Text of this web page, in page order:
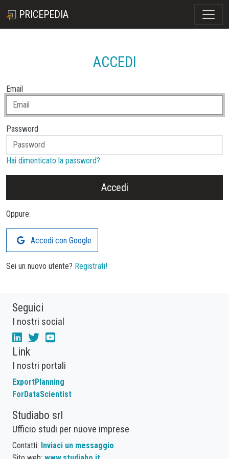
PRICEPEDIA
ACCEDI
Email
Password
Hai dimenticato la password?
Accedi
Oppure:
Accedi con Google
Sei un nuovo utente? Registrati!
Seguici
I nostri social
Link
I nostri portali
ExportPlanning
ForDataScientist
Studiabo srl
Ufficio studi per nuove imprese
Contatti: Inviaci un messaggio